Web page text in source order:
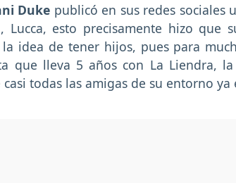
Duke publicó en sus redes sociales
Lucca, esto precisamente hizo que
idea de tener hijos, pues para
que lleva 5 años con La Liendra,
todas las amigas de su entorno ya